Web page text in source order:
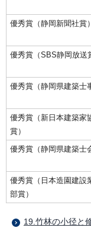
優秀賞（静岡新聞社賞）
優秀賞（SBS静岡放送
優秀賞（静岡県建築士
優秀賞（新日本建築家
賞）
優秀賞（静岡県建築士
優秀賞（日本造園建設
部賞）
19.竹林の小径と